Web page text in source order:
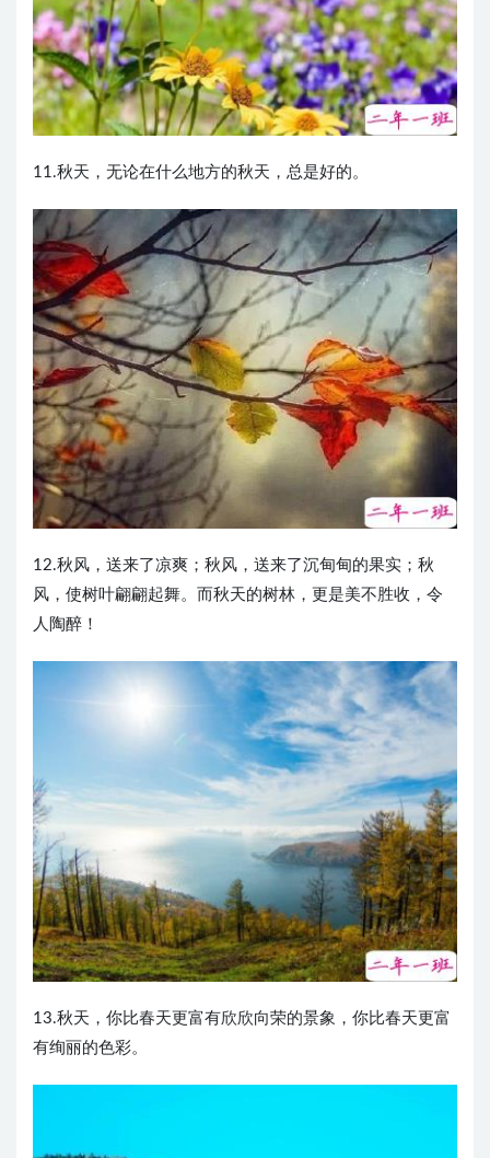
11.秋天，无论在什么地方的秋天，总是好的。
12.秋风，送来了凉爽；秋风，送来了沉甸甸的果实；秋
风，使树叶翩翩起舞。而秋天的树林，更是美不胜收，令
人陶醉！
13.秋天，你比春天更富有欣欣向荣的景象，你比春天更富
有绚丽的色彩。